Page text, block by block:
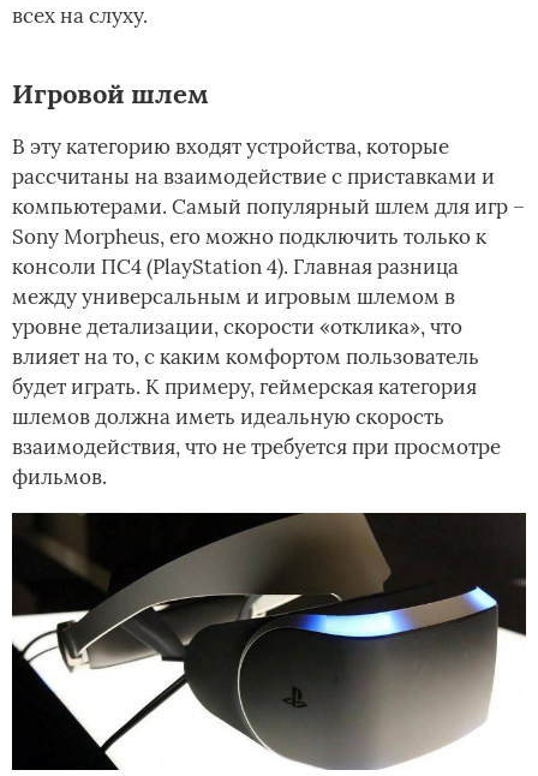
всех на слуху.
Игровой шлем
В эту категорию входят устройства, которые
рассчитаны на взаимодействие с приставками и
компьютерами. Самый популярный шлем для игр –
Sony Morpheus, его можно подключить только к
консоли ПС4 (PlayStation 4). Главная разница
между универсальным и игровым шлемом в
уровне детализации, скорости «отклика», что
влияет на то, с каким комфортом пользователь
будет играть. К примеру, геймерская категория
шлемов должна иметь идеальную скорость
взаимодействия, что не требуется при просмотре
фильмов.